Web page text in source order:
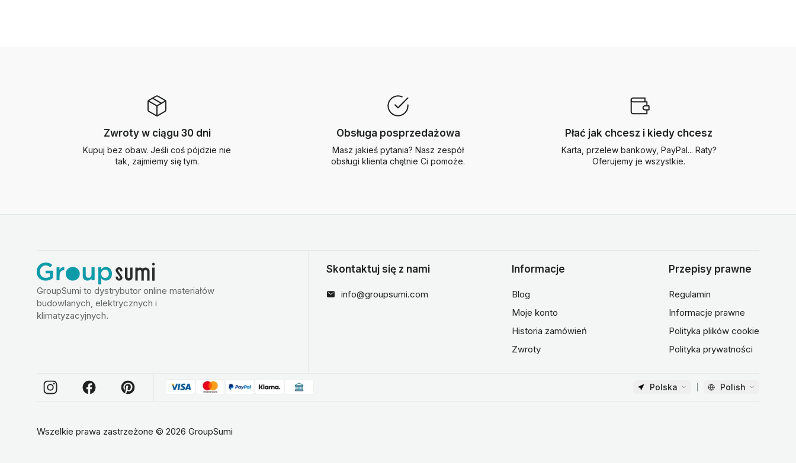
Zwroty w ciągu 30 dni
Kupuj bez obaw. Jeśli coś pójdzie nie
tak, zajmiemy się tym.
Obsługa posprzedażowa
Masz jakieś pytania? Nasz zespół
obsługi klienta chętnie Ci pomoże.
Płać jak chcesz i kiedy chcesz
Karta, przelew bankowy, PayPal... Raty?
Oferujemy je wszystkie.
GroupSumi to dystrybutor online materiałów
budowlanych, elektrycznych i
klimatyzacyjnych.
Skontaktuj się z nami
info@groupsumi.com
Informacje
Blog
Moje konto
Historia zamówień
Zwroty
Przepisy prawne
Regulamin
Informacje prawne
Polityka plików cookie
Polityka prywatności
Polska Polish
Wszelkie prawa zastrzeżone © 2026 GroupSumi